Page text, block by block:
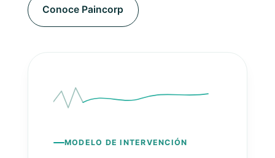
Conoce Paincorp
MODELO DE INTERVENCIÓN